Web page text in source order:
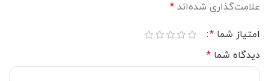
علامت‌گذاری شده‌اند *
امتیاز شما *
دیدگاه شما *